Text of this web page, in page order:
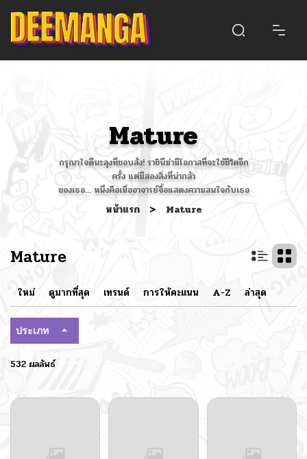
Mature
กรุณาใจดีนะลุงที่ชอบสั่ง! ราชินีฆ่ามีโอกาสที่จะใช้ชีวิตอีก
ครั้ง แต่มีสองสิ่งที่น่ากลัว
ของเธอ... หนึ่งคือเมื่ออาจารย์จื้อแสดงความสนใจกับเธอ
หน้าแรก > Mature
Mature
ใหม่ ดูมากที่สุด เทรนด์ การให้คะแนน A-Z ล่าสุด
ประเภท
532 ผลลัพธ์